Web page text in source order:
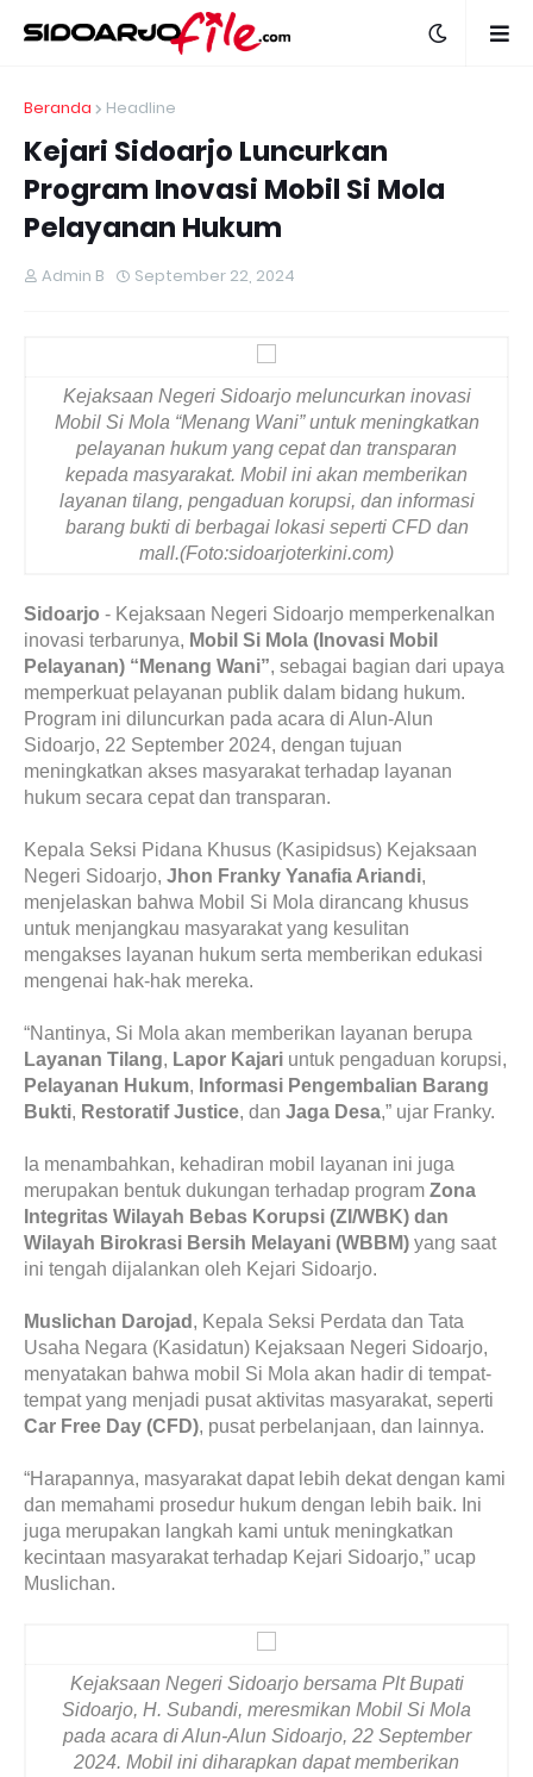
Beranda Headline
Kejari Sidoarjo Luncurkan
Program Inovasi Mobil Si Mola
Pelayanan Hukum
Admin B September 22, 2024
Kejaksaan Negeri Sidoarjo meluncurkan inovasi
Mobil Si Mola “Menang Wani” untuk meningkatkan
pelayanan hukum yang cepat dan transparan
kepada masyarakat. Mobil ini akan memberikan
layanan tilang, pengaduan korupsi, dan informasi
barang bukti di berbagai lokasi seperti CFD dan
mall.(Foto:sidoarjoterkini.com)
Sidoarjo - Kejaksaan Negeri Sidoarjo memperkenalkan
inovasi terbarunya, Mobil Si Mola (Inovasi Mobil
Pelayanan) “Menang Wani”, sebagai bagian dari upaya
memperkuat pelayanan publik dalam bidang hukum.
Program ini diluncurkan pada acara di Alun-Alun
Sidoarjo, 22 September 2024, dengan tujuan
meningkatkan akses masyarakat terhadap layanan
hukum secara cepat dan transparan.
Kepala Seksi Pidana Khusus (Kasipidsus) Kejaksaan
Negeri Sidoarjo, Jhon Franky Yanafia Ariandi,
menjelaskan bahwa Mobil Si Mola dirancang khusus
untuk menjangkau masyarakat yang kesulitan
mengakses layanan hukum serta memberikan edukasi
mengenai hak-hak mereka.
“Nantinya, Si Mola akan memberikan layanan berupa
Layanan Tilang, Lapor Kajari untuk pengaduan korupsi,
Pelayanan Hukum, Informasi Pengembalian Barang
Bukti, Restoratif Justice, dan Jaga Desa,” ujar Franky.
Ia menambahkan, kehadiran mobil layanan ini juga
merupakan bentuk dukungan terhadap program Zona
Integritas Wilayah Bebas Korupsi (ZI/WBK) dan
Wilayah Birokrasi Bersih Melayani (WBBM) yang saat
ini tengah dijalankan oleh Kejari Sidoarjo.
Muslichan Darojad , Kepala Seksi Perdata dan Tata
Usaha Negara (Kasidatun) Kejaksaan Negeri Sidoarjo,
menyatakan bahwa mobil Si Mola akan hadir di tempat-
tempat yang menjadi pusat aktivitas masyarakat, seperti
Car Free Day (CFD), pusat perbelanjaan, dan lainnya.
“Harapannya, masyarakat dapat lebih dekat dengan kami
dan memahami prosedur hukum dengan lebih baik. Ini
juga merupakan langkah kami untuk meningkatkan
kecintaan masyarakat terhadap Kejari Sidoarjo,” ucap
Muslichan.
Kejaksaan Negeri Sidoarjo bersama Plt Bupati
Sidoarjo, H. Subandi, meresmikan Mobil Si Mola
pada acara di Alun-Alun Sidoarjo, 22 September
2024. Mobil ini diharapkan dapat memberikan